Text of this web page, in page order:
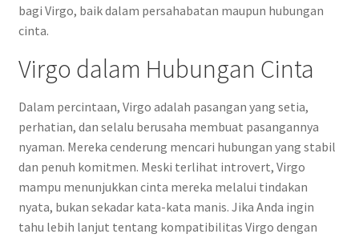
bagi Virgo, baik dalam persahabatan maupun hubungan
cinta.
Virgo dalam Hubungan Cinta
Dalam percintaan, Virgo adalah pasangan yang setia,
perhatian, dan selalu berusaha membuat pasangannya
nyaman. Mereka cenderung mencari hubungan yang stabil
dan penuh komitmen. Meski terlihat introvert, Virgo
mampu menunjukkan cinta mereka melalui tindakan
nyata, bukan sekadar kata-kata manis. Jika Anda ingin
tahu lebih lanjut tentang kompatibilitas Virgo dengan